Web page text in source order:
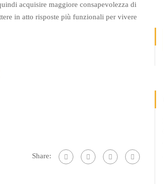
acquisire maggiore consapevolezza di
in atto risposte più funzionali per vivere
Share: